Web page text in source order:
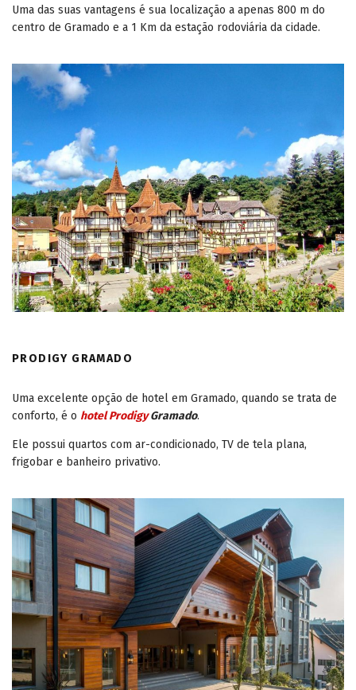
Uma das suas vantagens é sua localização a apenas 800 m do
centro de Gramado e a 1 Km da estação rodoviária da cidade.
PRODIGY GRAMADO
Uma excelente opção de hotel em Gramado, quando se trata de
conforto, é o hotel ProdigyGramado.
Ele possui quartos com ar-condicionado, TV de tela plana,
frigobar e banheiro privativo.